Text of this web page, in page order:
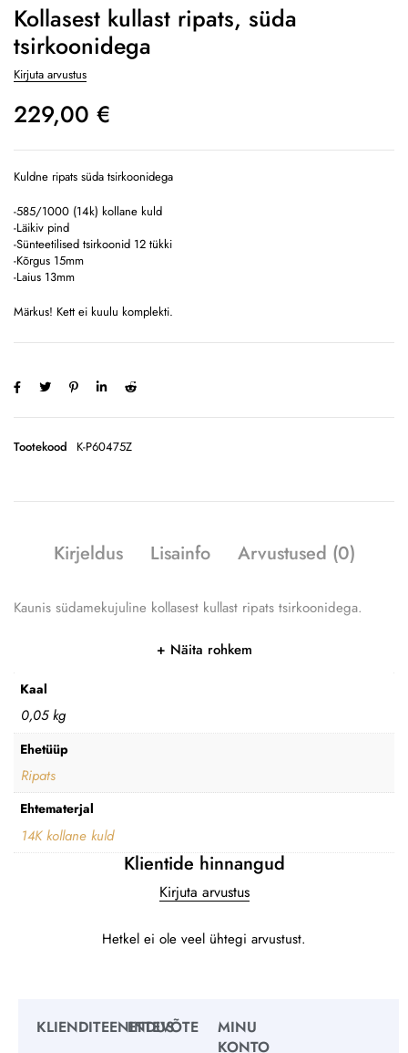
Kollasest kullast ripats, süda
tsirkoonidega
Kirjuta arvustus
229,00 €
Kuldne ripats süda tsirkoonidega
-585/1000 (14k) kollane kuld
-Läikiv pind
-Sünteetilised tsirkoonid 12 tükki
-Kõrgus 15mm
-Laius 13mm
Märkus! Kett ei kuulu komplekti.
Tootekood K-P60475Z
Kirjeldus Lisainfo Arvustused (0)
Kaunis südamekujuline kollasest kullast ripats tsirkoonidega.
Näita rohkem
Kaal
0,05 kg
Ehetüüp
Ripats
Ehtematerjal
14K kollane kuld
Klientide hinnangud
Kirjuta arvustus
Hetkel ei ole veel ühtegi arvustust.
KLIENDITEENINDUS
ETTEVÕTE
MINU
KONTO